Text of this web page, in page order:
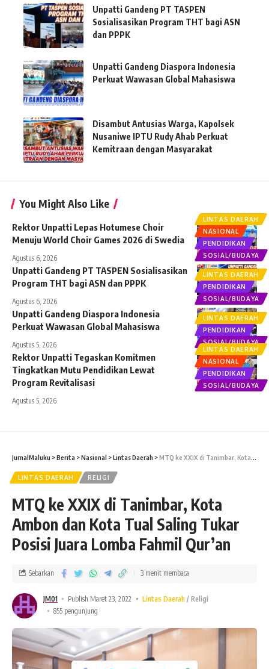
Unpatti Gandeng PT TASPEN
Sosialisasikan Program THT bagi ASN
dan PPPK
Unpatti Gandeng Diaspora Indonesia
Perkuat Wawasan Global Mahasiswa
Disambut Antusias Warga, Kapolsek
Nusaniwe IPTU Rudy Ahab Perkuat
Kemitraan dengan Masyarakat
You Might Also Like
LINTAS DAERAH
NASIONAL
PENDIDIKAN
SOSIAL/BUDAYA
Rektor Unpatti Lepas Hotumese Choir
Menuju World Choir Games 2026 di Swedia
Agustus 6, 2026
LINTAS DAERAH
PENDIDIKAN
SOSIAL/BUDAYA
Unpatti Gandeng PT TASPEN Sosialisasikan
Program THT bagi ASN dan PPPK
Agustus 6, 2026
LINTAS DAERAH
PENDIDIKAN
SOSIAL/BUDAYA
Unpatti Gandeng Diaspora Indonesia
Perkuat Wawasan Global Mahasiswa
Agustus 5, 2026
LINTAS DAERAH
NASIONAL
PENDIDIKAN
SOSIAL/BUDAYA
Rektor Unpatti Tegaskan Komitmen
Tingkatkan Mutu Pendidikan Lewat
Program Revitalisasi
Agustus 5, 2026
JurnalMaluku >Berita >Nasional >Lintas Daerah >MTQ ke XXIX di Tanimbar, Kota Ambon dan Kota Tual Saling Tukar Posisi Juara Lomba Fahmil Qur’an
LINTAS DAERAH RELIGI
MTQ ke XXIX di Tanimbar, Kota
Ambon dan Kota Tual Saling Tukar
Posisi Juara Lomba Fahmil Qur’an
JM01 Publish Maret 23, 2022 Lintas Daerah
Religi
855 pengunjung
Sebarkan 3 menit membaca